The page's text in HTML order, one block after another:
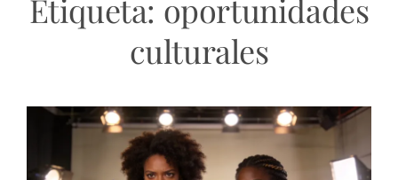
Etiqueta: oportunidades
culturales